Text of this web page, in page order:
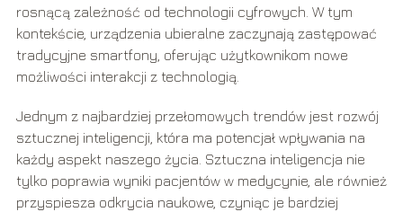
rosnącą zależność od technologii cyfrowych. W tym
kontekście, urządzenia ubieralne zaczynają zastępować
tradycyjne smartfony, oferując użytkownikom nowe
możliwości interakcji z technologią.
Jednym z najbardziej przełomowych trendów jest rozwój
sztucznej inteligencji, która ma potencjał wpływania na
każdy aspekt naszego życia. Sztuczna inteligencja nie
tylko poprawia wyniki pacjentów w medycynie, ale również
przyspiesza odkrycia naukowe, czyniąc je bardziej